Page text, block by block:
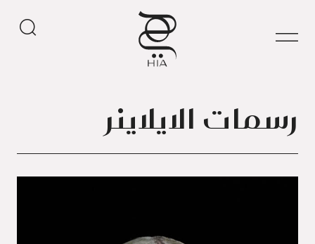
رسمات الايلاينر